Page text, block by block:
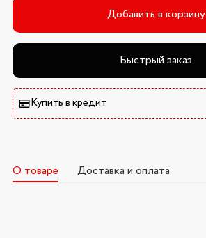
Добавить в корзину
Быстрый заказ
Купить в кредит
О товаре Доставка и оплата